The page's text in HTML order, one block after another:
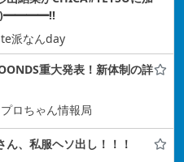
)━━━━!!
派なんday
重大発表！新体制の詳
ロちゃん情報局
ん、私服ヘソ出し！！！